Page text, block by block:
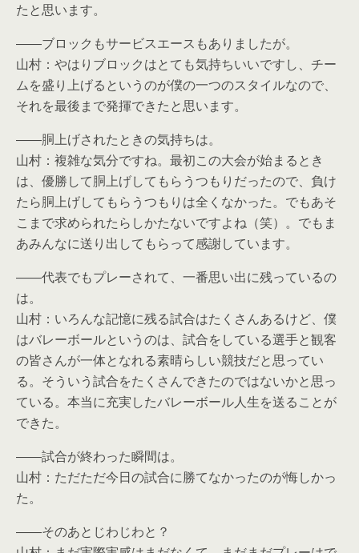
たと思います。
――ブロックもサービスエースもありましたが。
山村：やはりブロックはとても気持ちいいですし、チー
ムを盛り上げるというのが僕の一つのスタイルなので、
それを最後まで発揮できたと思います。
――胴上げされたときの気持ちは。
山村：複雑な気分ですね。最初この大会が始まるとき
は、優勝して胴上げしてもらうつもりだったので、負け
たら胴上げしてもらうつもりは全くなかった。でもあそ
こまで求められたらしかたないですよね（笑）。でもま
あみんなに送り出してもらって感謝しています。
――代表でもプレーされて、一番思い出に残っているの
は。
山村：いろんな記憶に残る試合はたくさんあるけど、僕
はバレーボールというのは、試合をしている選手と観客
の皆さんが一体となれる素晴らしい競技だと思ってい
る。そういう試合をたくさんできたのではないかと思っ
ている。本当に充実したバレーボール人生を送ることが
できた。
――試合が終わった瞬間は。
山村：ただただ今日の試合に勝てなかったのが悔しかっ
た。
――そのあとじわじわと？